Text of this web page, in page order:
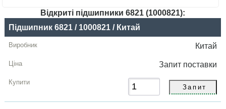
Відкриті підшипники 6821 (1000821):
Назва
Виробник
Радіальний
грн
Підшипник 6821 / 1000821 / Китай
Китай
Запит поставки